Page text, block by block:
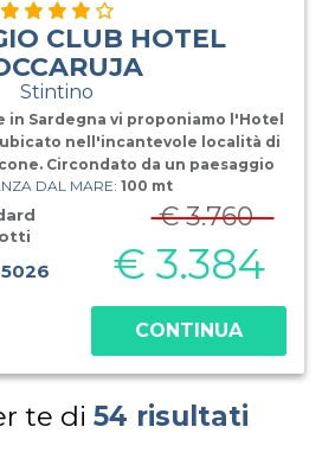
CLUB HOTEL
Stintino
in Sardegna vi proponiamo l'Hotel
ubicato nell'incantevole località di
Circondato da un paesaggio
il Roccaruja si affaccia sulla
Formula Cl
DAL MARE: 100 mt
€ 3.760
€ 3.384
CONTINUA
te di 54 risultati